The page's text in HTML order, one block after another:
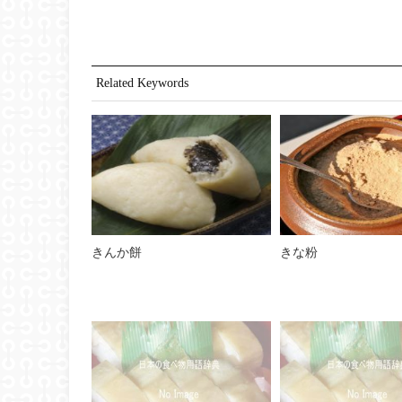
Related Keywords
きんか餅 きな粉